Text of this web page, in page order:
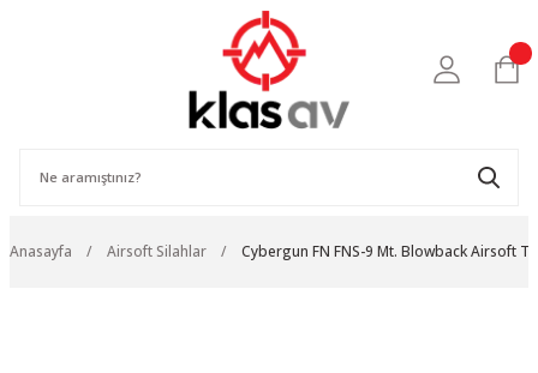
Anasayfa Airsoft Silahlar Cybergun FN FNS-9 Mt. Blowback Airsoft